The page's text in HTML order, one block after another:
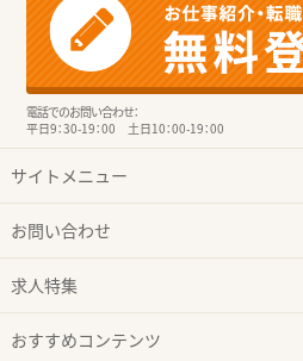
電話でのお問い合わせ：
平日9：30-19：00 土日10：00-19：00
サイトメニュー
お問い合わせ
求人特集
おすすめコンテンツ